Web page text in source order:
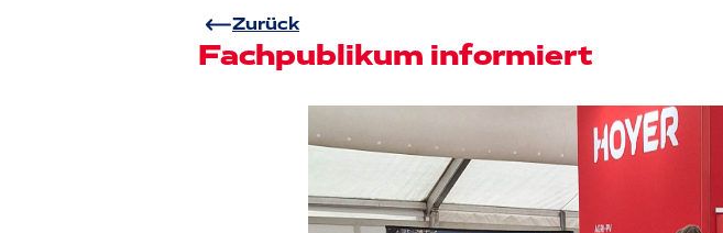
Zurück
Fachpublikum informiert